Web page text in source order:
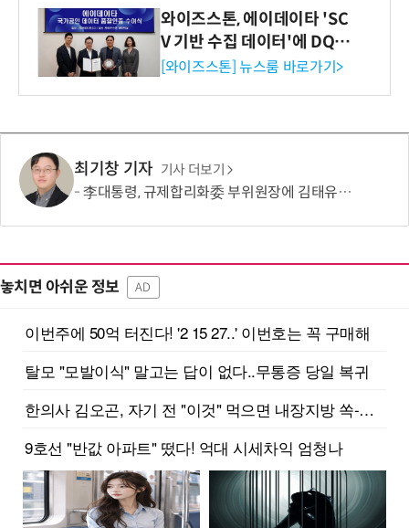
와이즈스톤, 에이데이타 'SC
V 기반 수집 데이터'에 DQ인
증 최고 등급 수여
[와이즈스톤] 뉴스룸 바로가기>
최기창 기자 기사 더보기
李대통령, 규제합리화委 부위원장에 김태유 서울대 공대 교수 위촉
놓치면 아쉬운 정보 AD